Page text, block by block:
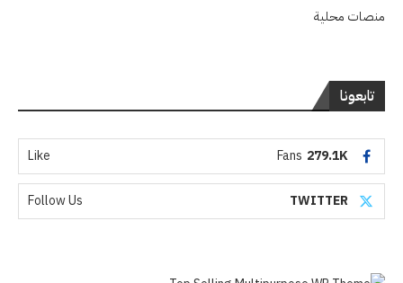
منصات محلية
تابعونا
279.1K
Fans
Like
TWITTER
Follow Us